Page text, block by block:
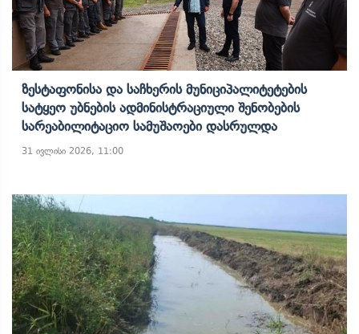
Ზესტაფონისა Და Საჩხერის Მუნიციპალიტეტების
Სატყეო Უბნების Ადმინისტრაციული Შენობების
Სარეაბილიტაციო Სამუშაოები Დასრულდა
31 ივლისი 2026, 11:00